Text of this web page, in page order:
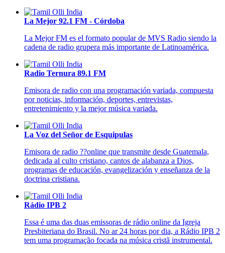
La Mejor 92.1 FM - Córdoba
La Mejor FM es el formato popular de MVS Radio siendo la
cadena de radio grupera más importante de Latinoamérica.
Radio Ternura 89.1 FM
Emisora de radio con una programación variada, compuesta
por noticias, información, deportes, entrevistas,
entretenimiento y la mejor música variada.
La Voz del Señor de Esquipulas
Emisora de radio ??online que transmite desde Guatemala,
dedicada al culto cristiano, cantos de alabanza a Dios,
programas de educación, evangelización y enseñanza de la
doctrina cristiana.
Rádio IPB 2
Essa é uma das duas emissoras de rádio online da Igreja
Presbiteriana do Brasil. No ar 24 horas por dia, a Rádio IPB 2
tem uma programação focada na música cristã instrumental.